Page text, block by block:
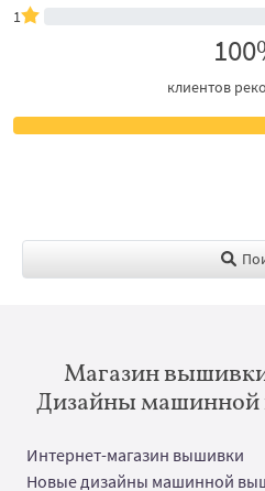
1
клиентов
Магазин
Дизайны
Интернет-магазин вышивки
Новые дизайны машинной